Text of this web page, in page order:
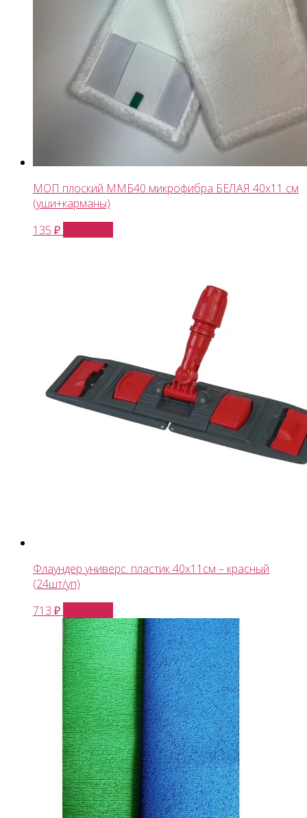
МОП плоский ММБ40 микрофибра БЕЛАЯ 40х11 см
(уши+карманы)
135 ₽
Флаундер универс. пластик 40x11см – красный
(24шт/уп)
713 ₽